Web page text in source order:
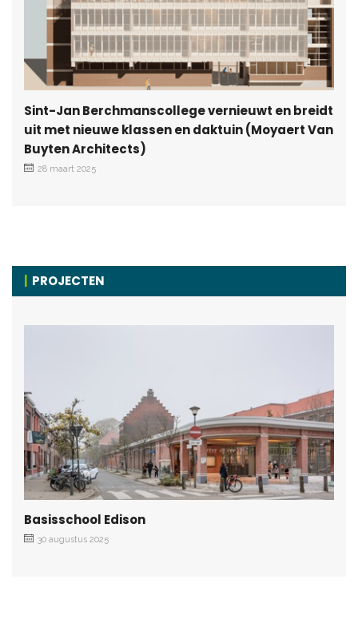
Sint-Jan Berchmanscollege vernieuwt en breidt
uit met nieuwe klassen en daktuin (Moyaert Van
Buyten Architects)
28 maart 2025
PROJECTEN
Basisschool Edison
30 augustus 2025